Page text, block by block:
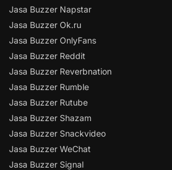
Jasa Buzzer Napstar
Jasa Buzzer Ok.ru
Jasa Buzzer OnlyFans
Jasa Buzzer Reddit
Jasa Buzzer Reverbnation
Jasa Buzzer Rumble
Jasa Buzzer Rutube
Jasa Buzzer Shazam
Jasa Buzzer Snackvideo
Jasa Buzzer WeChat
Jasa Buzzer Signal